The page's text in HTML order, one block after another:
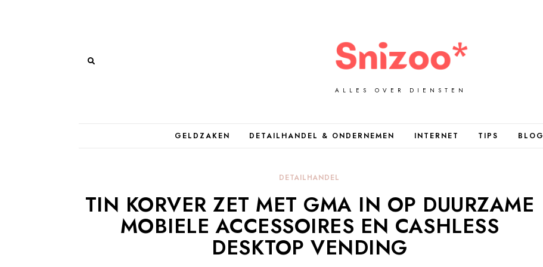
ALLES OVER DIENSTEN
GELDZAKEN DETAILHANDEL & ONDERNEMEN INTERNET TIPS BLOG
DETAILHANDEL
TIN KORVER ZET MET GMA IN OP DUURZAME
MOBIELE ACCESSOIRES EN CASHLESS
DESKTOP VENDING